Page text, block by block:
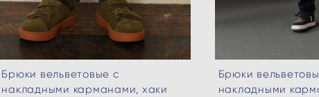
Брюки вельветовые с
накладными карманами, хаки
Брюки
накладными